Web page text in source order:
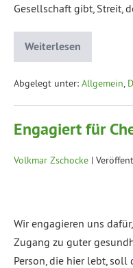
Gesellschaft gibt, Streit,
Weiterlesen
Abgelegt unter: Allgemein,
Engagiert für
Volkmar Zschocke |
Wir engagieren uns
Zugang zu guter
Person, die hier lebt,